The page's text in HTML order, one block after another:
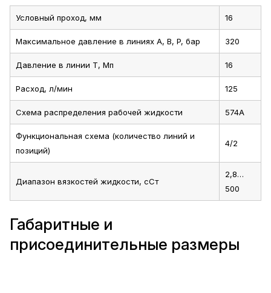
Условный проход, мм 16
Максимальное давление в линиях A, B, P, бар 320
Давление в линии T, Мп 16
Расход, л/мин 125
Схема распределения рабочей жидкости 574А
Функциональная схема (количество линий и
позиций)
4/2
Диапазон вязкостей жидкости, сСт
2,8…
500
Габаритные и
присоединительные размеры